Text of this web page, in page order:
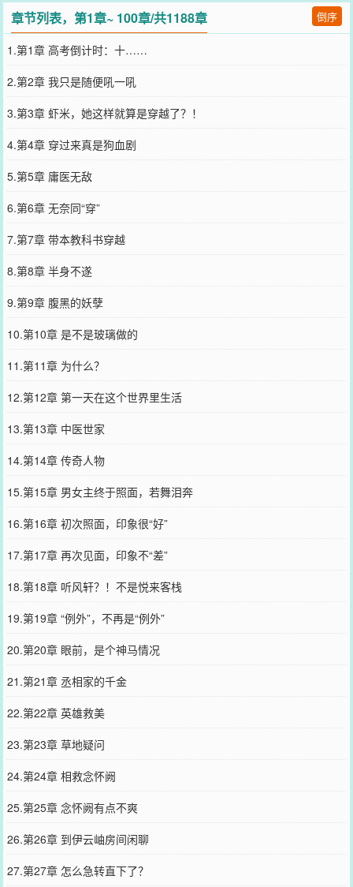
章节列表，第1章~ 100章/共1188章 倒序
1.第1章 高考倒计时：十……
2.第2章 我只是随便吼一吼
3.第3章 虾米，她这样就算是穿越了？！
4.第4章 穿过来真是狗血剧
5.第5章 庸医无敌
6.第6章 无奈同“穿”
7.第7章 带本教科书穿越
8.第8章 半身不遂
9.第9章 腹黑的妖孽
10.第10章 是不是玻璃做的
11.第11章 为什么？
12.第12章 第一天在这个世界里生活
13.第13章 中医世家
14.第14章 传奇人物
15.第15章 男女主终于照面，若舞泪奔
16.第16章 初次照面，印象很“好”
17.第17章 再次见面，印象不“差”
18.第18章 听风轩？！不是悦来客栈
19.第19章 “例外”，不再是“例外”
20.第20章 眼前，是个神马情况
21.第21章 丞相家的千金
22.第22章 英雄救美
23.第23章 草地疑问
24.第24章 相救念怀阙
25.第25章 念怀阙有点不爽
26.第26章 到伊云岫房间闲聊
27.第27章 怎么急转直下了？